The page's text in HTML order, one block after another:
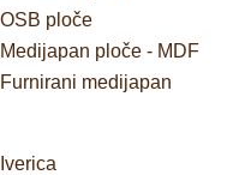
OSB ploče
Medijapan ploče - MDF
Furnirani medijapan
Iverica